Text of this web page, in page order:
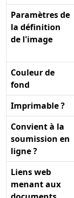
Paramètres de
la définition
de l'image
Couleur de
fond
Imprimable ?
Convient à la
soumission en
ligne ?
Liens web
menant aux